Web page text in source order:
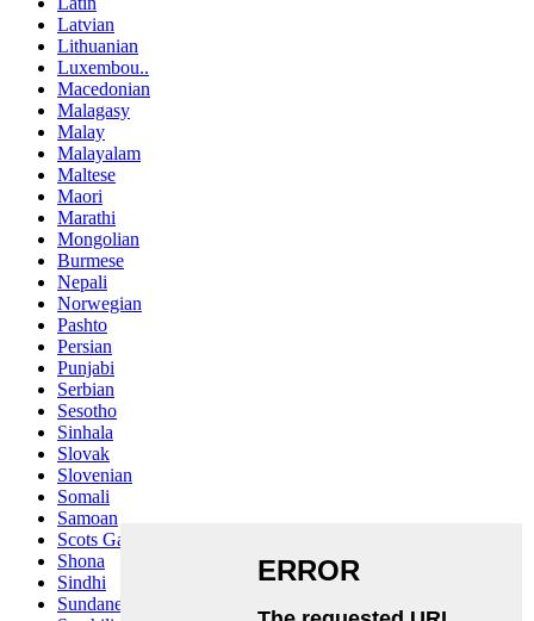
Latvian
Lithuanian
Luxembou..
Macedonian
Malagasy
Malay
Malayalam
Maltese
Maori
Marathi
Mongolian
Burmese
Nepali
Norwegian
Pashto
Persian
Punjabi
Serbian
Sesotho
Sinhala
Slovak
Slovenian
Somali
Samoan
Scots Gaelic
Shona
Sindhi
Sundanese